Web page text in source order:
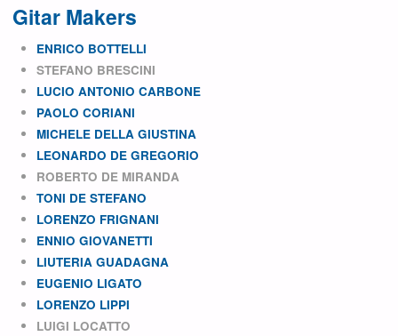
Gitar Makers
ENRICO BOTTELLI
STEFANO BRESCINI
LUCIO ANTONIO CARBONE
PAOLO CORIANI
MICHELE DELLA GIUSTINA
LEONARDO DE GREGORIO
ROBERTO DE MIRANDA
TONI DE STEFANO
LORENZO FRIGNANI
ENNIO GIOVANETTI
LIUTERIA GUADAGNA
EUGENIO LIGATO
LORENZO LIPPI
LUIGI LOCATTO